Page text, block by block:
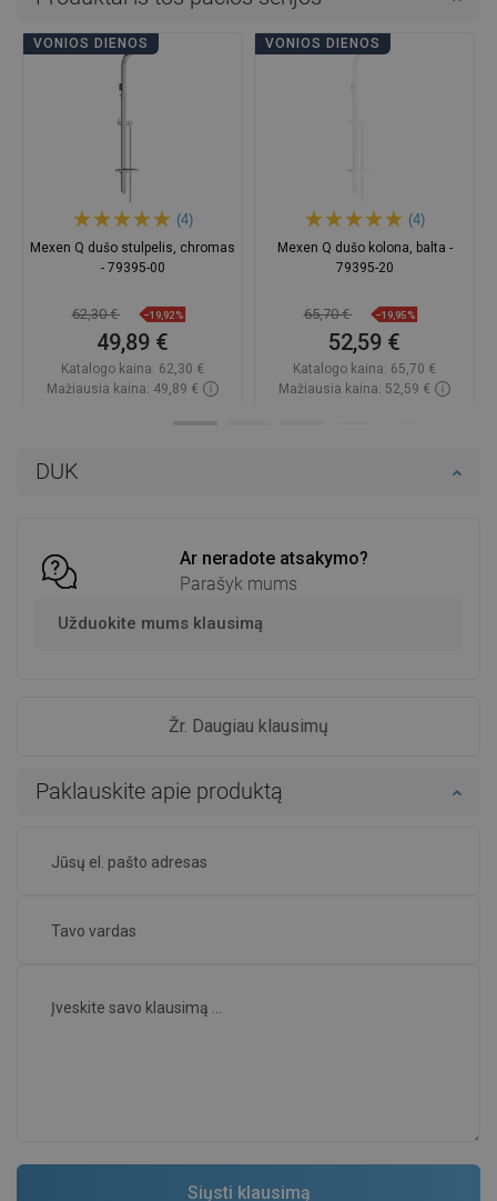
DUK
Ar neradote atsakymo?
Parašyk mums
Užduokite mums klausimą
Žr. Daugiau klausimų
Paklauskite apie produktą
VONIOS DIENOS
(4)
Mexen Q dušo stulpelis, chromas
- 79395-00
62,30 € −19,92%
49,89 €
Katalogo kaina: 62,30 €
Mažiausia kaina: 49,89 €
VONIOS DIENOS
(4)
Mexen Q dušo kolona, balta -
79395-20
65,70 € −19,95%
52,59 €
Katalogo kaina: 65,70 €
Mažiausia kaina: 52,59 €